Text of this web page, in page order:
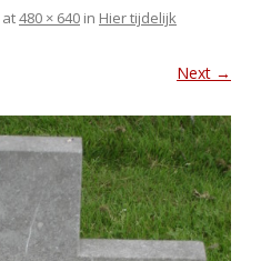
at480 × 640 in Hier tijdelijk
Next →